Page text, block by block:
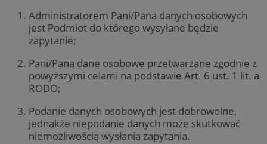
Administratorem Pani/Pana danych osobowych
jest Podmiot do którego wysyłane będzie
zapytanie;
Pani/Pana dane osobowe przetwarzane zgodnie z
powyższymi celami na podstawie Art. 6 ust. 1 lit. a
RODO;
Podanie danych osobowych jest dobrowolne,
jednakże niepodanie danych może skutkować
niemożliwością wysłania zapytania.